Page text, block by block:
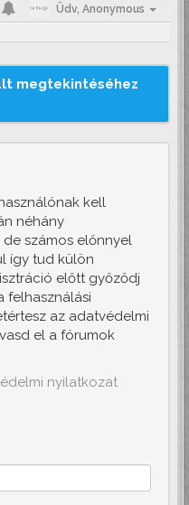
Üdv, Anonymous
megtekintéséhez
kell
néhány
számos előnnyel
így tud külön
előtt győződj
felhasználási
az adatvédelmi
el a fórumok
nyilatkozat